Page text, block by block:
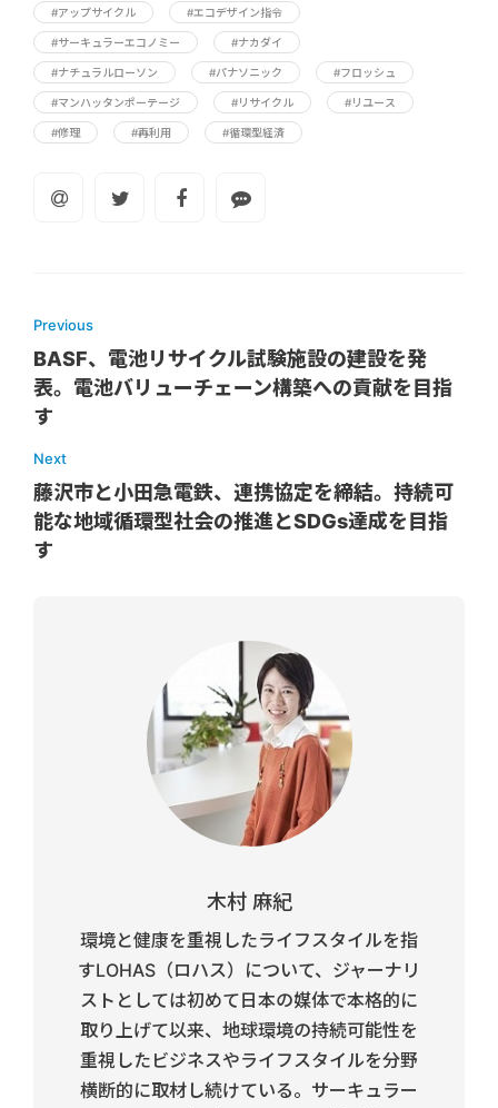
#アップサイクル #エコデザイン指令
#サーキュラーエコノミー #ナカダイ
#ナチュラルローソン #パナソニック #フロッシュ
#マンハッタンポーテージ #リサイクル #リユース
#修理 #再利用 #循環型経済
Previous
BASF、電池リサイクル試験施設の建設を発
表。電池バリューチェーン構築への貢献を目指
す
Next
藤沢市と小田急電鉄、連携協定を締結。持続可
能な地域循環型社会の推進とSDGs達成を目指
す
木村 麻紀
環境と健康を重視したライフスタイルを指
すLOHAS（ロハス）について、ジャーナリ
ストとしては初めて日本の媒体で本格的に
取り上げて以来、地球環境の持続可能性を
重視したビジネスやライフスタイルを分野
横断的に取材し続けている。サーキュラー